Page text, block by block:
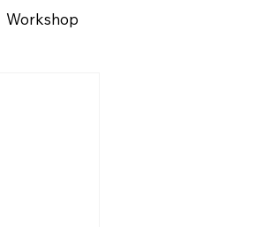
Workshop